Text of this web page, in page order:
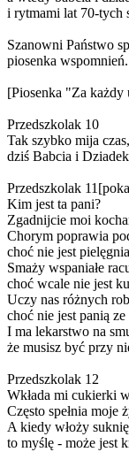
i rytmami lat 70-tych
Szanowni Państwo
piosenka wspomnień.
[Piosenka "Za
Przedszkolak 10
Tak szybko mija czas,
dziś Babcia i
Przedszkolak
Kim jest ta pani?
Zgadnijcie moi
Chorym poprawia
choć nie jest
Smaży wspaniałe
choć wcale nie jest
Uczy nas różnych
choć nie jest panią ze
I ma lekarstwo na
że musisz być przy
Przedszkolak 12
Wkłada mi cukierki
Często spełnia moje
A kiedy włoży
to myślę - może jest